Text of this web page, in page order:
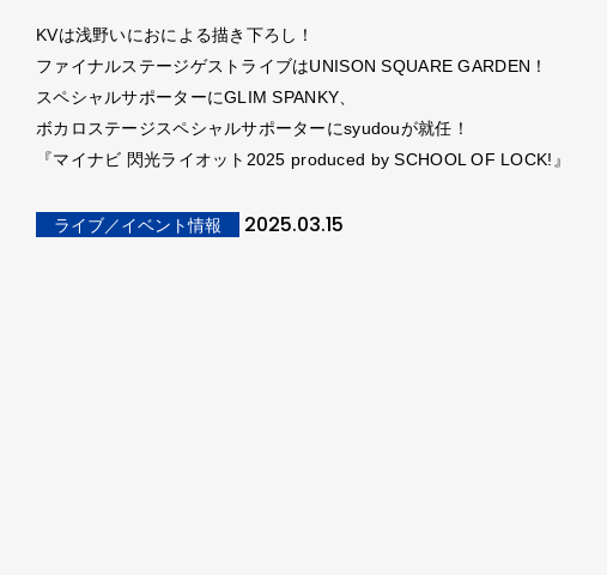
KVは浅野いにおによる描き下ろし！
ファイナルステージゲストライブはUNISON SQUARE GARDEN！
スペシャルサポーターにGLIM SPANKY、
ボカロステージスペシャルサポーターにsyudouが就任！
『マイナビ 閃光ライオット2025 produced by SCHOOL OF LOCK!』
ライブ／イベント情報 2025.03.15